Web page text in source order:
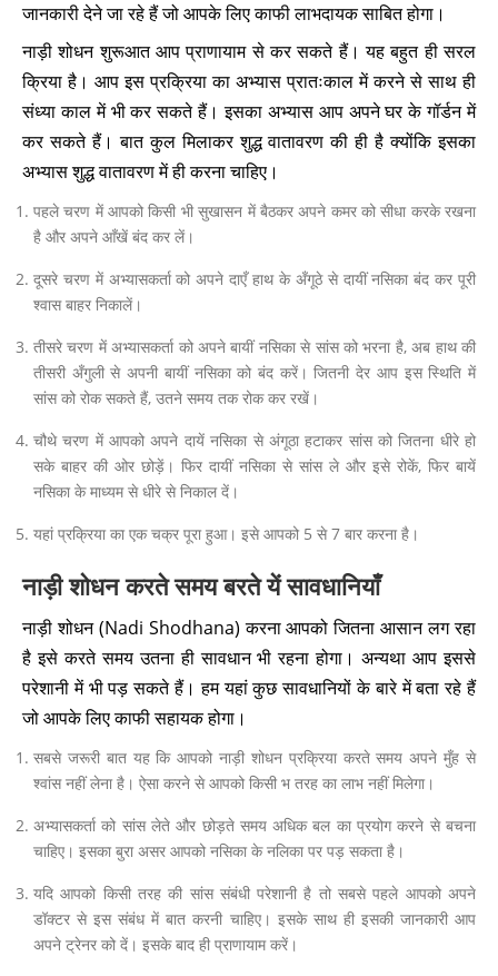
जानकारी देने जा रहे हैं जो आपके लिए काफी लाभदायक साबित होगा।
नाड़ी शोधन शुरूआत आप प्राणायाम से कर सकते हैं। यह बहुत ही सरल
क्रिया है। आप इस प्रक्रिया का अभ्यास प्रातःकाल में करने से साथ ही
संध्या काल में भी कर सकते हैं। इसका अभ्यास आप अपने घर के गॉर्डन में
कर सकते हैं। बात कुल मिलाकर शुद्ध वातावरण की ही है क्योंकि इसका
अभ्यास शुद्ध वातावरण में ही करना चाहिए।
पहले चरण में आपको किसी भी सुखासन में बैठकर अपने कमर को सीधा करके रखना
है और अपने आँखें बंद कर लें।
दूसरे चरण में अभ्यासकर्ता को अपने दाएँ हाथ के अँगूठे से दायीं नसिका बंद कर पूरी
श्वास बाहर निकालें।
तीसरे चरण में अभ्यासकर्ता को अपने बायीं नसिका से सांस को भरना है, अब हाथ की
तीसरी अँगुली से अपनी बायीं नसिका को बंद करें। जितनी देर आप इस स्थिति में
सांस को रोक सकते हैं, उतने समय तक रोक कर रखें।
चौथे चरण में आपको अपने दायें नसिका से अंगूठा हटाकर सांस को जितना धीरे हो
सके बाहर की ओर छोड़ें। फिर दायीं नसिका से सांस ले और इसे रोकें, फिर बायें
नसिका के माध्यम से धीरे से निकाल दें।
यहां प्रक्रिया का एक चक्र पूरा हुआ। इसे आपको 5 से 7 बार करना है।
नाड़ी शोधन करते समय बरते यें सावधानियाँ
नाड़ी शोधन (Nadi Shodhana) करना आपको जितना आसान लग रहा
है इसे करते समय उतना ही सावधान भी रहना होगा। अन्यथा आप इससे
परेशानी में भी पड़ सकते हैं। हम यहां कुछ सावधानियों के बारे में बता रहे हैं
जो आपके लिए काफी सहायक होगा।
सबसे जरूरी बात यह कि आपको नाड़ी शोधन प्रक्रिया करते समय अपने मुँह से
श्वांस नहीं लेना है। ऐसा करने से आपको किसी भ तरह का लाभ नहीं मिलेगा।
अभ्यासकर्ता को सांस लेते और छोड़ते समय अधिक बल का प्रयोग करने से बचना
चाहिए। इसका बुरा असर आपको नसिका के नलिका पर पड़ सकता है।
यदि आपको किसी तरह की सांस संबंधी परेशानी है तो सबसे पहले आपको अपने
डॉक्टर से इस संबंध में बात करनी चाहिए। इसके साथ ही इसकी जानकारी आप
अपने ट्रेनर को दें। इसके बाद ही प्राणायाम करें।